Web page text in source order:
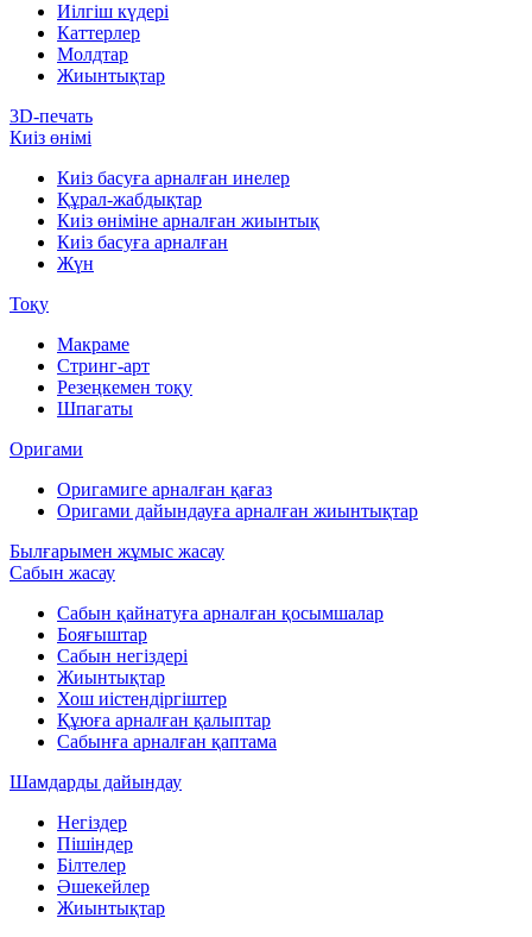
Иілгіш күдері
Каттерлер
Молдтар
Жиынтықтар
3D-печать
Киіз өнімі
Киіз басуға арналған инелер
Құрал-жабдықтар
Киіз өніміне арналған жиынтық
Киіз басуға арналған
Жүн
Тоқу
Макраме
Стринг-арт
Резеңкемен тоқу
Шпагаты
Оригами
Оригамиге арналған қағаз
Оригами дайындауға арналған жиынтықтар
Былғарымен жұмыс жасау
Сабын жасау
Сабын қайнатуға арналған қосымшалар
Бояғыштар
Сабын негіздері
Жиынтықтар
Хош иістендіргіштер
Құюға арналған қалыптар
Сабынға арналған қаптама
Шамдарды дайындау
Негіздер
Пішіндер
Білтелер
Әшекейлер
Жиынтықтар